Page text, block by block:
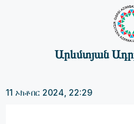
Արևմտյան
11 ኦክቶበር 2024, 22:29